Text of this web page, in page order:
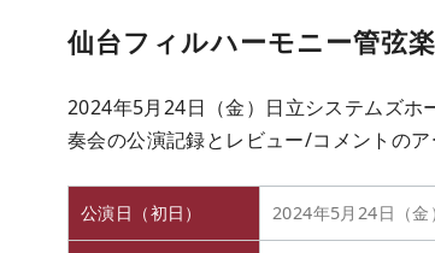
仙台フィルハーモニー管弦
2024年5月24日（金）日立システムズ
奏会の公演記録とレビュー/コメントのア
公演日（初日） 2024年5月24日（